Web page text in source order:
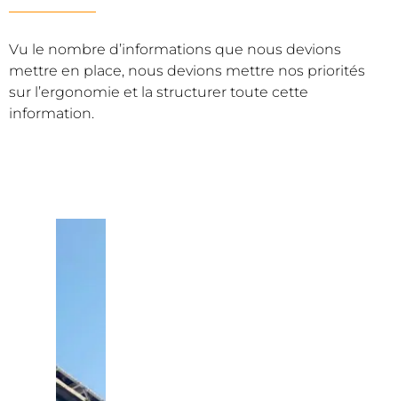
Vu le nombre d’informations que nous devions
mettre en place, nous devions mettre nos priorités
sur l’ergonomie et la structurer toute cette
information.